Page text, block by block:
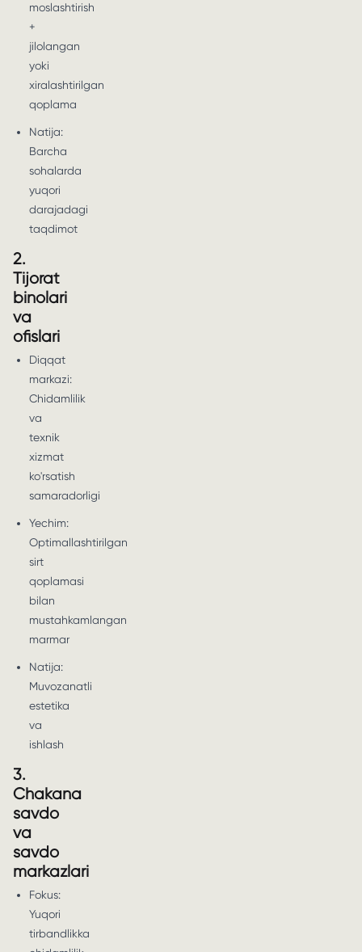
moslashtirish
+
jilolangan
yoki
xiralashtirilgan
qoplama
Natija:
Barcha
sohalarda
yuqori
darajadagi
taqdimot
2.
Tijorat
binolari
va
ofislari
Diqqat
markazi:
Chidamlilik
va
texnik
xizmat
ko'rsatish
samaradorligi
Yechim:
Optimallashtirilgan
sirt
qoplamasi
bilan
mustahkamlangan
marmar
Natija:
Muvozanatli
estetika
va
ishlash
3.
Chakana
savdo
va
savdo
markazlari
Fokus:
Yuqori
tirbandlikka